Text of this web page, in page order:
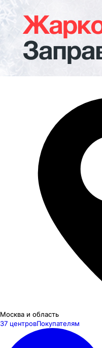
Москва и область
37 центровПокупателям